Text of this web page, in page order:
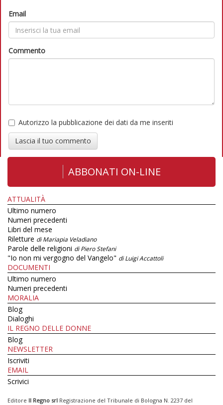
Email
Commento
Autorizzo la pubblicazione dei dati da me inseriti
Lascia il tuo commento
ABBONATI ON-LINE
ATTUALITÀ
Ultimo numero
Numeri precedenti
Libri del mese
Riletture di Mariapia Veladiano
Parole delle religioni di Piero Stefani
"Io non mi vergogno del Vangelo" di Luigi Accattoli
DOCUMENTI
Ultimo numero
Numeri precedenti
MORALIA
Blog
Dialoghi
IL REGNO DELLE DONNE
Blog
NEWSLETTER
Iscriviti
EMAIL
Scrivici
Editore Il Regno srl Registrazione del Tribunale di Bologna N. 2237 del